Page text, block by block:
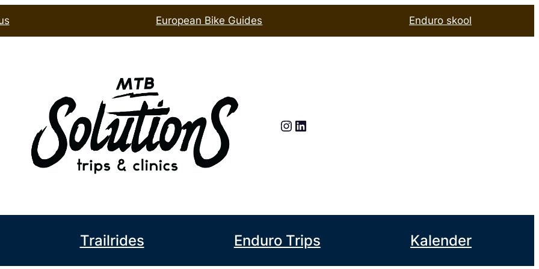
European Bike Guides Enduro skool
Instagram
LinkedIn
Trailrides Enduro Trips Kalender